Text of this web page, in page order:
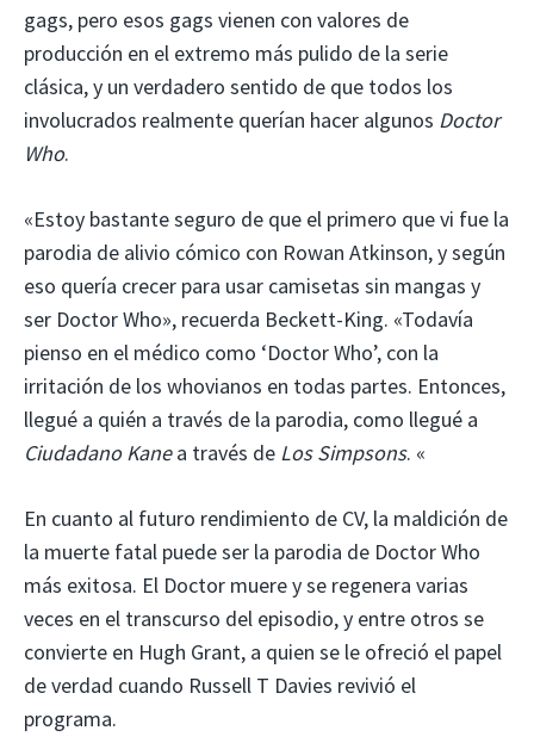
gags, pero esos gags vienen con valores de
producción en el extremo más pulido de la serie
clásica, y un verdadero sentido de que todos los
involucrados realmente querían hacer algunos Doctor
Who.
«Estoy bastante seguro de que el primero que vi fue la
parodia de alivio cómico con Rowan Atkinson, y según
eso quería crecer para usar camisetas sin mangas y
ser Doctor Who», recuerda Beckett-King. «Todavía
pienso en el médico como ‘Doctor Who’, con la
irritación de los whovianos en todas partes. Entonces,
llegué a quién a través de la parodia, como llegué a
Ciudadano Kanea través de Los Simpsons. «
En cuanto al futuro rendimiento de CV, la maldición de
la muerte fatal puede ser la parodia de Doctor Who
más exitosa. El Doctor muere y se regenera varias
veces en el transcurso del episodio, y entre otros se
convierte en Hugh Grant, a quien se le ofreció el papel
de verdad cuando Russell T Davies revivió el
programa.